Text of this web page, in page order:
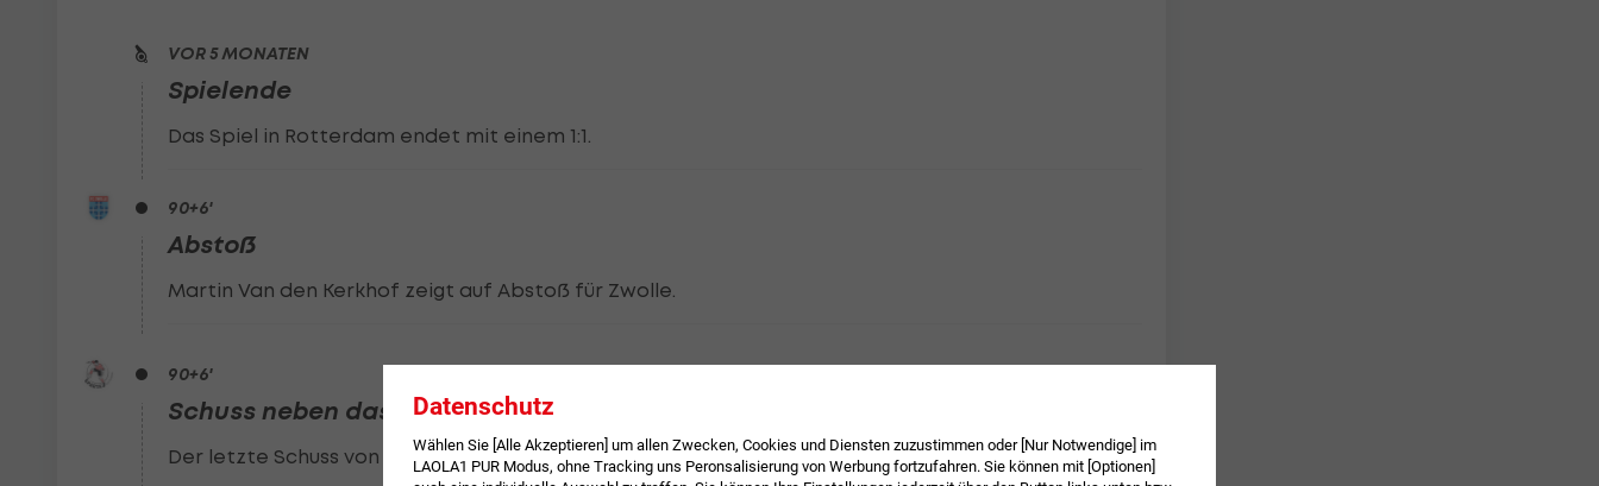
VOR 5 MONATEN
Spielende
Das Spiel in Rotterdam endet mit einem 1:1.
90+6'
Abstoß
Martin Van den Kerkhof zeigt auf Abstoß für Zwolle.
90+6'
Schuss neben das Tor
Der letzte Schuss von Sparta Rotterdam verfehlt das Tor.
Datenschutz
Wählen Sie [Alle Akzeptieren] um allen Zwecken, Cookies und Diensten zuzustimmen oder [Nur Notwendige] im
LAOLA1 PUR Modus, ohne Tracking uns Peronsalisierung von Werbung fortzufahren. Sie können mit [Optionen]